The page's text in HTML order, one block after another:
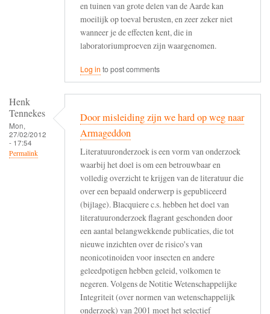
en tuinen van grote delen van de Aarde kan
moeilijk op toeval berusten, en zeer zeker niet
wanneer je de effecten kent, die in
laboratoriumproeven zijn waargenomen.
Log in to post comments
Henk
Tennekes
Mon,
27/02/2012
- 17:54
Permalink
Door misleiding zijn we hard op weg naar
Armageddon
Literatuuronderzoek is een vorm van onderzoek
waarbij het doel is om een betrouwbaar en
volledig overzicht te krijgen van de literatuur die
over een bepaald onderwerp is gepubliceerd
(bijlage). Blacquiere c.s. hebben het doel van
literatuuronderzoek flagrant geschonden door
een aantal belangwekkende publicaties, die tot
nieuwe inzichten over de risico's van
neonicotinoiden voor insecten en andere
geleedpotigen hebben geleid, volkomen te
negeren. Volgens de Notitie Wetenschappelijke
Integriteit (over normen van wetenschappelijk
onderzoek) van 2001 moet het selectief